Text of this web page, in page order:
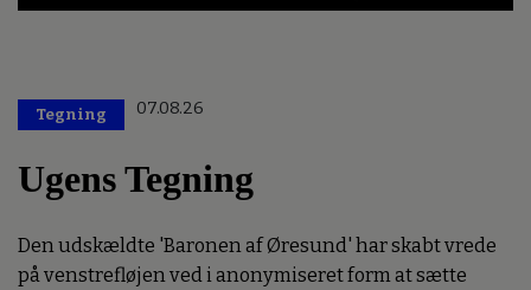
Tegning 07.08.26
Ugens Tegning
Den udskældte 'Baronen af Øresund' har skabt vrede
på venstrefløjen ved i anonymiseret form at sætte